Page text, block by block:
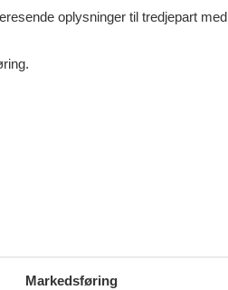
Søg efter
Man.
oplysninger til tredjepart med
Markedsføring